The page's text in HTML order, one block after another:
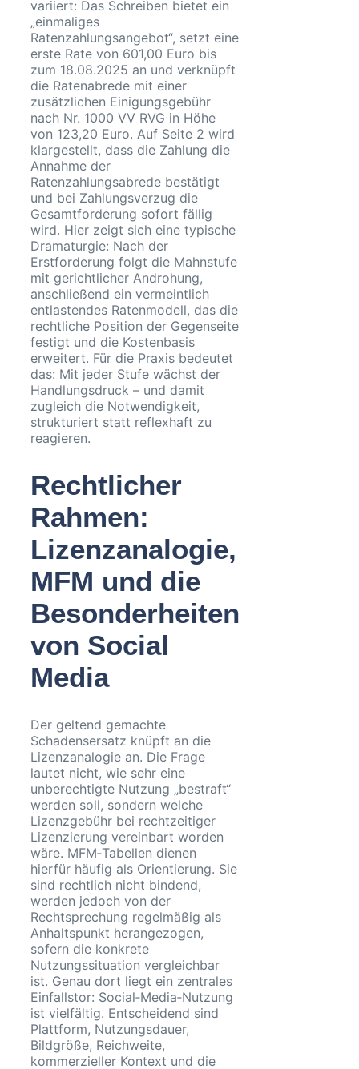
variiert: Das Schreiben bietet ein
„einmaliges
Ratenzahlungsangebot“, setzt eine
erste Rate von 601,00 Euro bis
zum 18.08.2025 an und verknüpft
die Ratenabrede mit einer
zusätzlichen Einigungsgebühr
nach Nr. 1000 VV RVG in Höhe
von 123,20 Euro. Auf Seite 2 wird
klargestellt, dass die Zahlung die
Annahme der
Ratenzahlungsabrede bestätigt
und bei Zahlungsverzug die
Gesamtforderung sofort fällig
wird. Hier zeigt sich eine typische
Dramaturgie: Nach der
Erstforderung folgt die Mahnstufe
mit gerichtlicher Androhung,
anschließend ein vermeintlich
entlastendes Ratenmodell, das die
rechtliche Position der Gegenseite
festigt und die Kostenbasis
erweitert. Für die Praxis bedeutet
das: Mit jeder Stufe wächst der
Handlungsdruck – und damit
zugleich die Notwendigkeit,
strukturiert statt reflexhaft zu
reagieren.
Rechtlicher
Rahmen:
Lizenzanalogie,
MFM und die
Besonderheiten
von Social
Media
Der geltend gemachte
Schadensersatz knüpft an die
Lizenzanalogie an. Die Frage
lautet nicht, wie sehr eine
unberechtigte Nutzung „bestraft“
werden soll, sondern welche
Lizenzgebühr bei rechtzeitiger
Lizenzierung vereinbart worden
wäre. MFM‑Tabellen dienen
hierfür häufig als Orientierung. Sie
sind rechtlich nicht bindend,
werden jedoch von der
Rechtsprechung regelmäßig als
Anhaltspunkt herangezogen,
sofern die konkrete
Nutzungssituation vergleichbar
ist. Genau dort liegt ein zentrales
Einfallstor: Social‑Media‑Nutzung
ist vielfältig. Entscheidend sind
Plattform, Nutzungsdauer,
Bildgröße, Reichweite,
kommerzieller Kontext und die